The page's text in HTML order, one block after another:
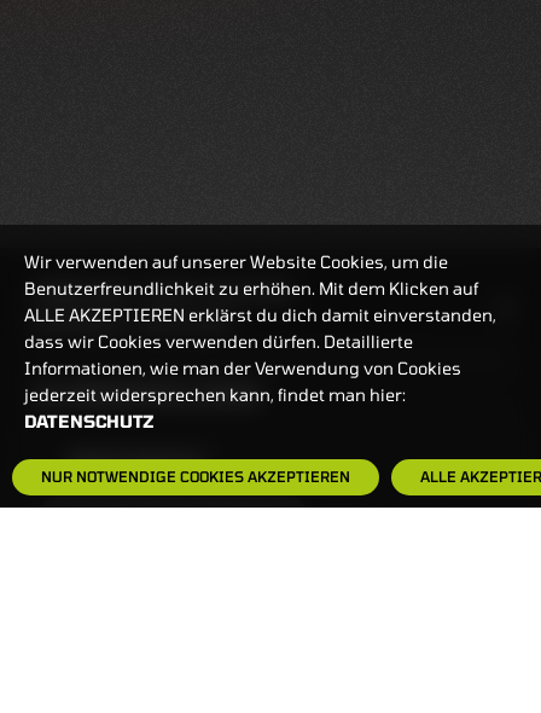
BANKEINSTELLUNGEN
HÄUFIG GESUCHT:
HANDELSZEIT
MO-FR: 7:30-23 UHR
ZERTIFIKATE
8:00-22 UHR
Wir verwenden auf unserer Website Cookies, um die
Benutzerfreundlichkeit zu erhöhen. Mit dem Klicken auf
ALLE AKZEPTIEREN erklärst du dich damit einverstanden,
dass wir Cookies verwenden dürfen. Detaillierte
Informationen, wie man der Verwendung von Cookies
jederzeit widersprechen kann, findet man hier:
DATENSCHUTZ
NUR NOTWENDIGE COOKIES AKZEPTIEREN ALLE